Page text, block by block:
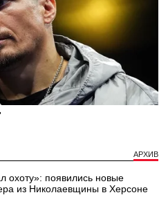
АРХИВ
охоту»: появились новые
из Николаевщины в Херсоне